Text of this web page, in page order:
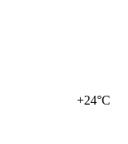
+24°C